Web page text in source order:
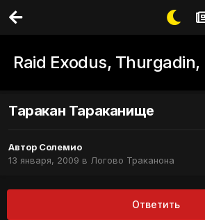
Raid Exodus,
Таракан Тараканище
Автор Солемио
13 января, 2009 в Логово Траканона
Ответить